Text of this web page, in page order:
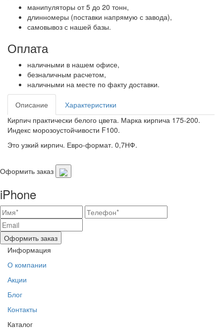
манипуляторы от 5 до 20 тонн,
длинномеры (поставки напрямую с завода),
самовывоз с нашей базы.
Оплата
наличными в нашем офисе,
безналичным расчетом,
наличными на месте по факту доставки.
Описание
Характеристики
Кирпич практически белого цвета. Марка кирпича 175-200.
Индекс морозоустойчивости F100.
Это узкий кирпич. Евро-формат. 0,7НФ.
Оформить заказ
iPhone
Оформить заказ
Информация
О компании
Акции
Блог
Контакты
Каталог